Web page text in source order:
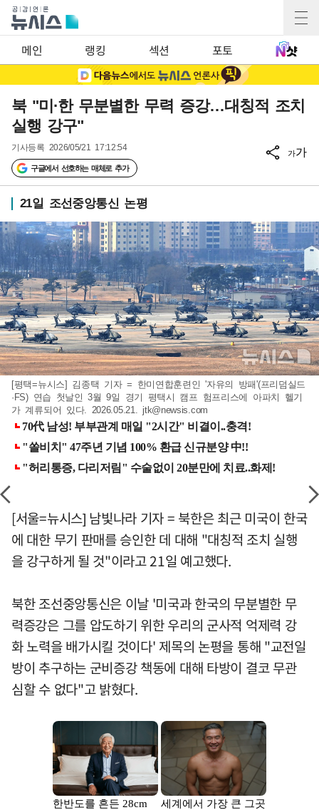
메인 랭킹 섹션 포토
북 "미·한 무분별한 무력 증강…대칭적 조치
실행 강구"
기사등록 2026/05/21 17:12:54
구글에서 선호하는 매체로 추가
가가
21일 조선중앙통신 논평
[평택=뉴시스] 김종택 기자 = 한미연합훈련인 '자유의 방패'(프리덤실드
·FS) 연습 첫날인 3월 9일 경기 평택시 캠프 험프리스에 아파치 헬기
가 계류되어 있다. 2026.05.21. jtk@newsis.com
[서울=뉴시스] 남빛나라 기자 = 북한은 최근 미국이 한국
에 대한 무기 판매를 승인한 데 대해 "대칭적 조치 실행
을 강구하게 될 것"이라고 21일 예고했다.
북한 조선중앙통신은 이날 '미국과 한국의 무분별한 무
력증강은 그를 압도하기 위한 우리의 군사적 억제력 강
화 노력을 배가시킬 것이다' 제목의 논평을 통해 "교전일
방이 추구하는 군비증강 책동에 대해 타방이 결코 무관
심할 수 없다"고 밝혔다.